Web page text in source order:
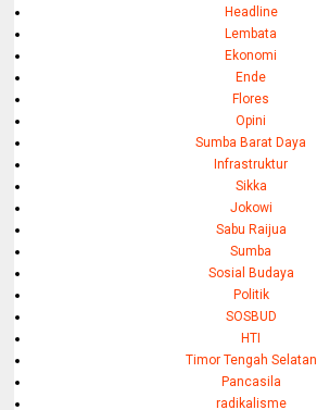
Headline
Lembata
Ekonomi
Ende
Flores
Opini
Sumba Barat Daya
Infrastruktur
Sikka
Jokowi
Sabu Raijua
Sumba
Sosial Budaya
Politik
SOSBUD
HTI
Timor Tengah Selatan
Pancasila
radikalisme